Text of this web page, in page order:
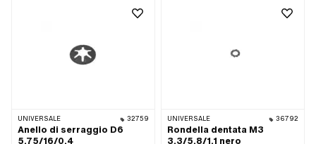
· Ø interno: 10.5 mm · Dimensione
inossidabile) · Ø interno: 8.4 mm ·
UNIVERSALE 32759
Anello di serraggio D6
5,75/16/0,4
UNIVERSALE 36792
Rondella dentata M3
3,3/5,8/1,1 nero